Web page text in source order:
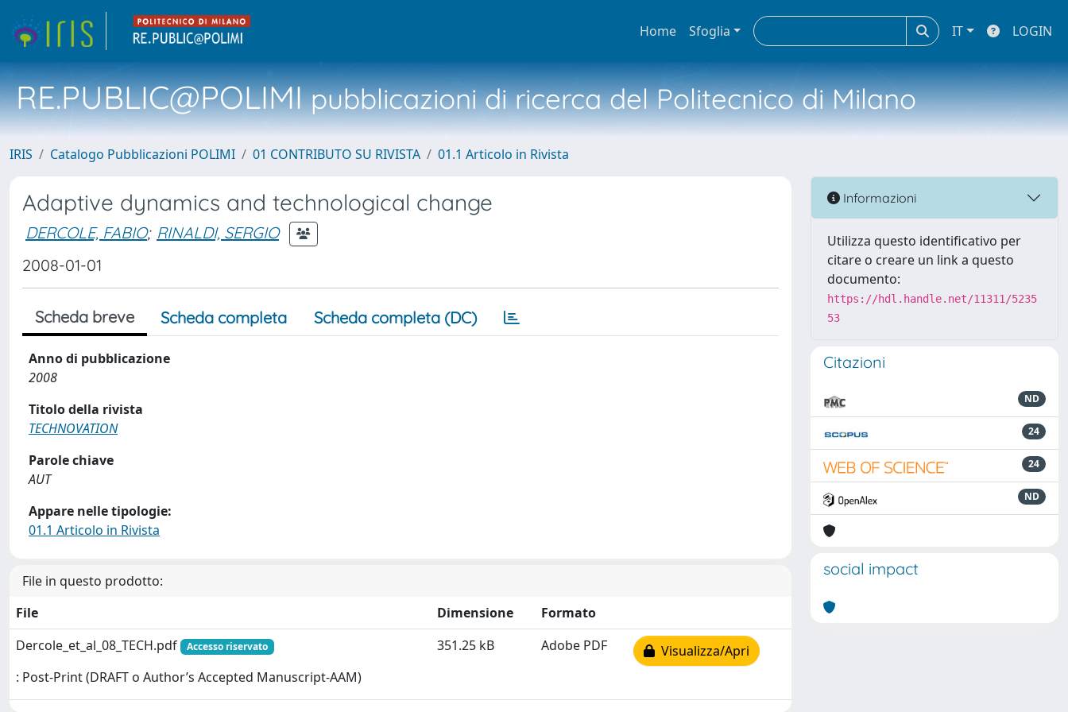
Home Sfoglia IT LOGIN
RE.PUBLIC@POLIMIpubblicazioni di ricerca del Politecnico di Milano
IRIS Catalogo Pubblicazioni POLIMI 01 CONTRIBUTO SU RIVISTA 01.1 Articolo in Rivista
Adaptive dynamics and technological change
DERCOLE, FABIO; RINALDI, SERGIO
2008-01-01
Scheda breve Scheda completa Scheda completa (DC)
Anno di pubblicazione
2008
Titolo della rivista
TECHNOVATION
Parole chiave
AUT
Appare nelle tipologie:
01.1 Articolo in Rivista
File in questo prodotto:
File
Dimensione
Formato
Dercole_et_al_08_TECH.pdf
Accesso riservato
: Post-Print (DRAFT o Author’s Accepted Manuscript-AAM)
351.25 kB Adobe PDF Visualizza/Apri
Informazioni
Utilizza questo identificativo per
citare o creare un link a questo
documento:
https://hdl.handle.net/11311/5235
53
Citazioni
ND
24
24
ND
social impact